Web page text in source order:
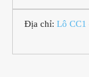
Địa chỉ: Lô